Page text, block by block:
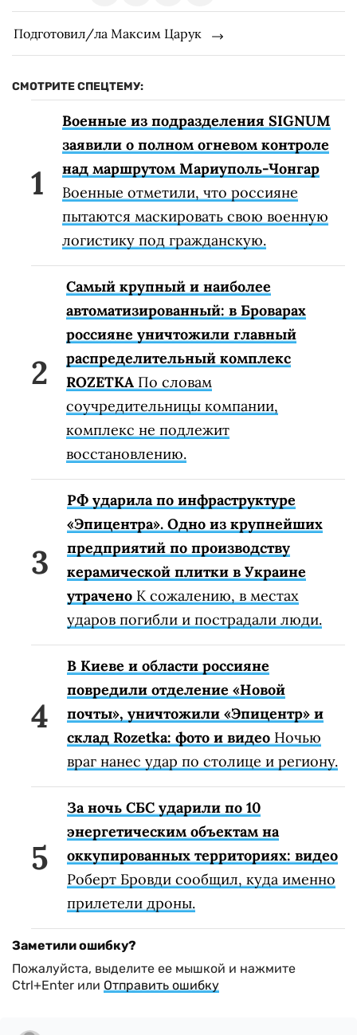
Подготовил/ла Максим Царук
СМОТРИТЕ СПЕЦТЕМУ:
Военные из подразделения SIGNUM
заявили о полном огневом контроле
над маршрутом Мариуполь-Чонгар
Военные отметили, что россияне
пытаются маскировать свою военную
логистику под гражданскую.
Самый крупный и наиболее
автоматизированный: в Броварах
россияне уничтожили главный
распределительный комплекс
ROZETKA По словам
соучредительницы компании,
комплекс не подлежит
восстановлению.
РФ ударила по инфраструктуре
«Эпицентра». Одно из крупнейших
предприятий по производству
керамической плитки в Украине
утрачено К сожалению, в местах
ударов погибли и пострадали люди.
В Киеве и области россияне
повредили отделение «Новой
почты», уничтожили «Эпицентр» и
склад Rozetka: фото и видео Ночью
враг нанес удар по столице и региону.
За ночь СБС ударили по 10
энергетическим объектам на
оккупированных территориях: видео
Роберт Бровди сообщил, куда именно
прилетели дроны.
Заметили ошибку?
Пожалуйста, выделите ее мышкой и нажмите
Ctrl+Enter или Отправить ошибку